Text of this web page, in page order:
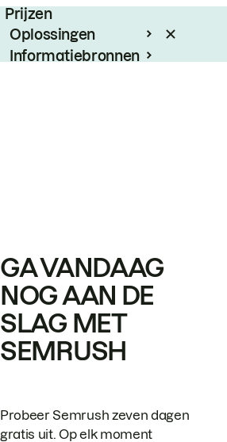
Prijzen
Oplossingen
Informatiebronnen
GA VANDAAG
NOG AAN DE
SLAG MET
SEMRUSH
Probeer Semrush zeven dagen
gratis uit. Op elk moment